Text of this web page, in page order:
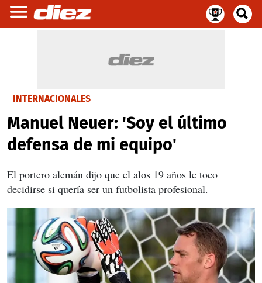
INTERNACIONALES
Manuel Neuer: 'Soy el último
defensa de mi equipo'
El portero alemán dijo que el alos 19 años le toco
decidirse si quería ser un futbolista profesional.